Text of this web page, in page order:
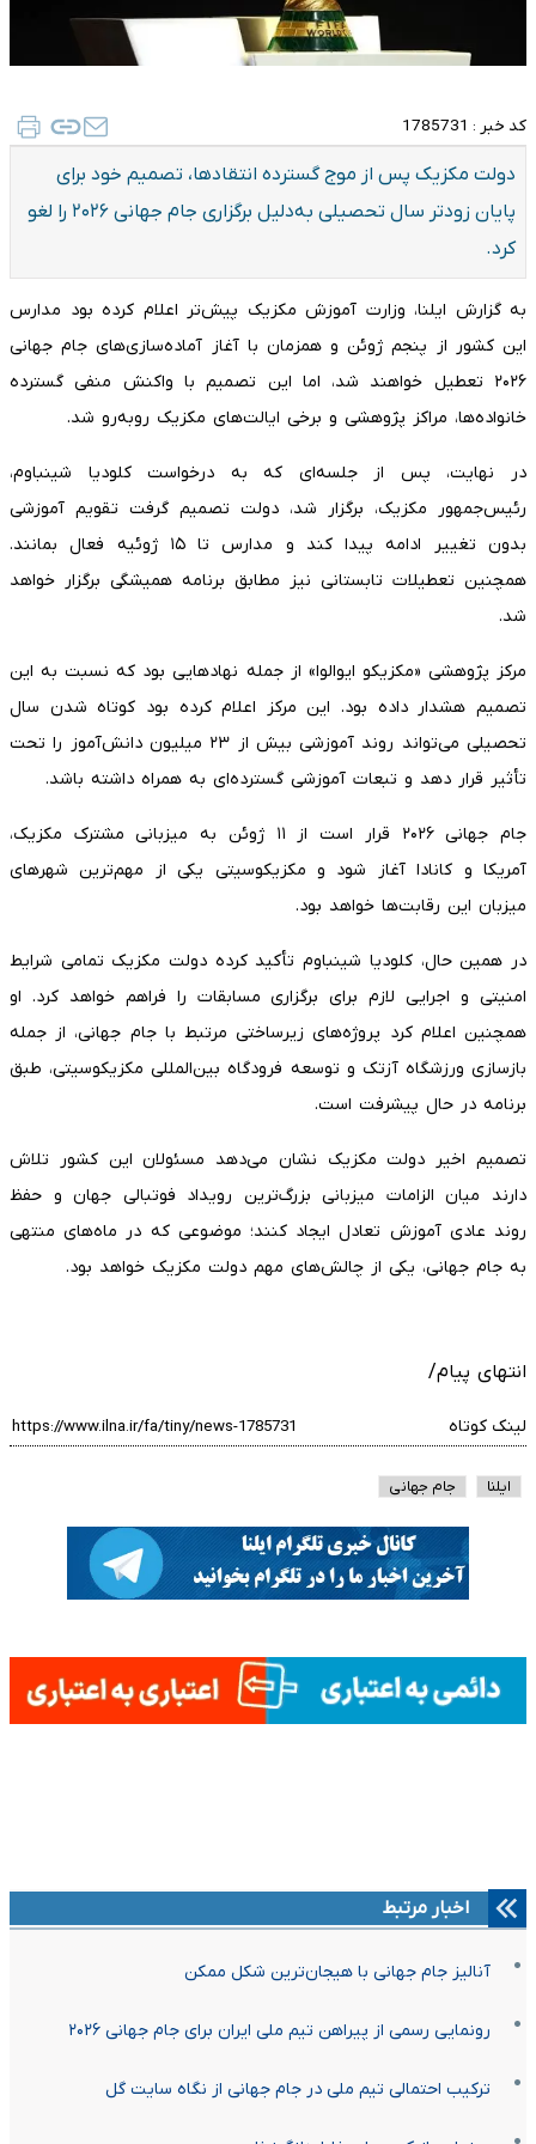
کد خبر : 1785731
دولت مکزیک پس از موج گسترده انتقادها، تصمیم خود برای
پایان زودتر سال تحصیلی به‌دلیل برگزاری جام جهانی ۲۰۲۶ را لغو
کرد.
به گزارش ایلنا، وزارت آموزش مکزیک پیش‌تر اعلام کرده بود مدارس
این کشور از پنجم ژوئن و همزمان با آغاز آماده‌سازی‌های جام جهانی
۲۰۲۶ تعطیل خواهند شد، اما این تصمیم با واکنش منفی گسترده
خانواده‌ها، مراکز پژوهشی و برخی ایالت‌های مکزیک روبه‌رو شد.
در نهایت، پس از جلسه‌ای که به درخواست کلودیا شینباوم،
رئیس‌جمهور مکزیک، برگزار شد، دولت تصمیم گرفت تقویم آموزشی
بدون تغییر ادامه پیدا کند و مدارس تا ۱۵ ژوئیه فعال بمانند.
همچنین تعطیلات تابستانی نیز مطابق برنامه همیشگی برگزار خواهد
شد.
مرکز پژوهشی «مکزیکو ایوالوا» از جمله نهادهایی بود که نسبت به این
تصمیم هشدار داده بود. این مرکز اعلام کرده بود کوتاه شدن سال
تحصیلی می‌تواند روند آموزشی بیش از ۲۳ میلیون دانش‌آموز را تحت
تأثیر قرار دهد و تبعات آموزشی گسترده‌ای به همراه داشته باشد.
جام جهانی ۲۰۲۶ قرار است از ۱۱ ژوئن به میزبانی مشترک مکزیک،
آمریکا و کانادا آغاز شود و مکزیکوسیتی یکی از مهم‌ترین شهرهای
میزبان این رقابت‌ها خواهد بود.
در همین حال، کلودیا شینباوم تأکید کرده دولت مکزیک تمامی شرایط
امنیتی و اجرایی لازم برای برگزاری مسابقات را فراهم خواهد کرد. او
همچنین اعلام کرد پروژه‌های زیرساختی مرتبط با جام جهانی، از جمله
بازسازی ورزشگاه آزتک و توسعه فرودگاه بین‌المللی مکزیکوسیتی، طبق
برنامه در حال پیشرفت است.
تصمیم اخیر دولت مکزیک نشان می‌دهد مسئولان این کشور تلاش
دارند میان الزامات میزبانی بزرگ‌ترین رویداد فوتبالی جهان و حفظ
روند عادی آموزش تعادل ایجاد کنند؛ موضوعی که در ماه‌های منتهی
به جام جهانی، یکی از چالش‌های مهم دولت مکزیک خواهد بود.
انتهای پیام/
لینک کوتاه
ایلنا جام جهانی
اخبار مرتبط
آنالیز جام جهانی با هیجان‌ترین شکل ممکن
رونمایی رسمی از پیراهن تیم ملی ایران برای جام جهانی ۲۰۲۶
ترکیب احتمالی تیم ملی در جام جهانی از نگاه سایت گل